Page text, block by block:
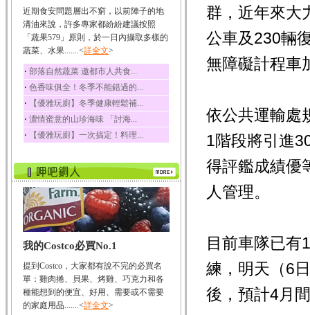
冬瓜
冬瓜營養價值高，鈉含
量極低是水腫病人的...
豆豉
豆豉裡頭含有營養的蛋
白質、脂肪、鈣、磷...
榛果
榛果裡所含的營養素有
蛋白質、脂肪、醣類...
迷迭香
酸、迷迭香酸、植物...
咖啡
咖啡中的咖啡因會刺激
中樞神經系統，特別...
椰子
椰子含有糖類、脂肪、
荔枝
荔枝性質溫和所含的營
養素有醣類、檸檬酸...
近期食安問題層出不窮，以前陣子的地
溝油來說，許多專家都紛紛建議按照
「蔬果579」原則，於一日內攝取多樣的
蔬菜、水果.......<詳全文>
‧ 部落自然蔬菜 邀都市人共食...
‧ 色香味俱全！冬季不能錯過的...
‧ 【優雅玩廚】冬季健康輕鬆補...
‧ 濃情蜜意的山珍海味 「討海...
‧ 【優雅玩廚】一次搞定！料理...
我的Costco必買No.1
提到Costco，大家都有說不完的必買名
單：雞肉捲、貝果、烤雞、巧克力和各
種能想到的便宜、好用、需要或不需要
的家庭用品.......<詳全文>
群，近年來大
公車及230輛
無障礙計程車
依公共運輸處
1階段將引進
得評鑑成績優
人管理。
目前車隊已有
練，明天（6
後，預計4月